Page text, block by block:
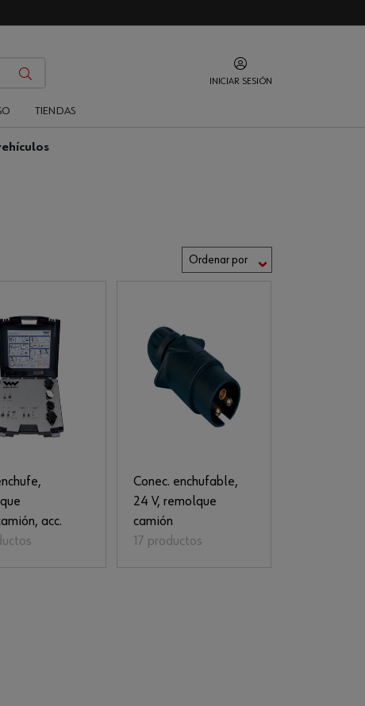
INICIAR SESIÓN
TIENDAS
acc.
Conec. enchufable,
24 V, remolque
camión
17 productos